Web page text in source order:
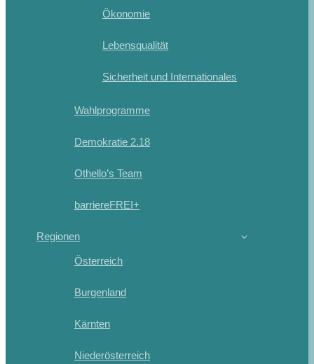
Ökonomie
Lebensqualität
Sicherheit und Internationales
Wahlprogramme
Demokratie 2.18
Othello’s Team
barriereFREI+
Regionen
Österreich
Burgenland
Kärnten
Niederösterreich